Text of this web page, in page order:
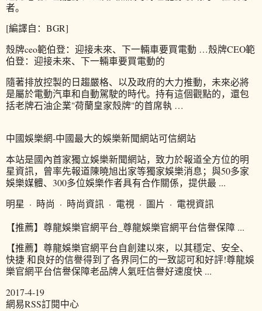
者。
[編譯自：BGR]
殼牌ceo範伯登：迎接未來、下一輛車要買電動 …殼牌CEO範
伯登：迎接未來、下一輛車要買電動的
隨著排放控製的日趨嚴格、以及政府的大力推動，未來必將
是屬於電動汽車和自動駕駛的時代。持有這個觀點的，還包
括老牌石油企業"荷蘭皇家殼牌"的首席執 …
中國娛樂網-中國最大的娛樂新聞網站可信網站
本站是國內首家獨立娛樂新聞網站，致力於報道全方位的明
星資訊，曾率先報道陳曉旭出家等獨家娛樂消息；與50多家
娛樂媒體、300多位娛樂作者具有合作關係，提供最 ...
明星 · 時尚 · 時尚資訊 · 電視 · 圖片 · 電視資訊
【推薦】尊龍娛樂官網平台_尊龍娛樂官網平台信譽保障 ...
【推薦】尊龍娛樂官網平台自創建以來，以其穩定、安全、
快捷 和良好的信譽得到了各界同仁的一致認可和好評!尊龍娛
樂官網平台信譽保障老品牌人氣旺信譽好速度快 ...
2017-4-19
網易RSS訂閱中心